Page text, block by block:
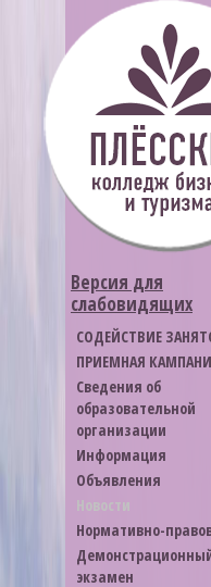
Версия для
слабовидящих
СОДЕЙСТВИЕ
ПРИЕМНАЯ
Cведения об
образовательной
организации
Информация
Объявления
Новости
Нормативно-
экзамен